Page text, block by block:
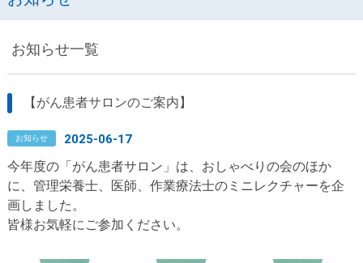
お知らせ一覧
【がん患者サロンのご案内】
お知らせ 2025-06-17
今年度の「がん患者サロン」は、おしゃべりの会のほか
に、管理栄養士、医師、作業療法士のミニレクチャーを企
画しました。
皆様お気軽にご参加ください。